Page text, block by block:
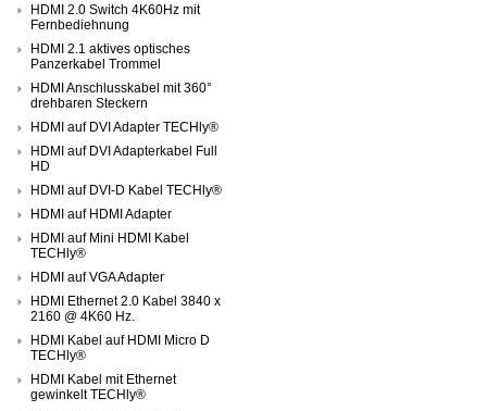
HDMI 2.0 Switch 4K60Hz mit
Fernbediehnung
HDMI 2.1 aktives optisches
Panzerkabel Trommel
HDMI Anschlusskabel mit 360°
drehbaren Steckern
HDMI auf DVI Adapter TECHly®
HDMI auf DVI Adapterkabel Full
HD
HDMI auf DVI-D Kabel TECHly®
HDMI auf HDMI Adapter
HDMI auf Mini HDMI Kabel
TECHly®
HDMI auf VGA Adapter
HDMI Ethernet 2.0 Kabel 3840 x
2160 @ 4K60 Hz.
HDMI Kabel auf HDMI Micro D
TECHly®
HDMI Kabel mit Ethernet
gewinkelt TECHly®